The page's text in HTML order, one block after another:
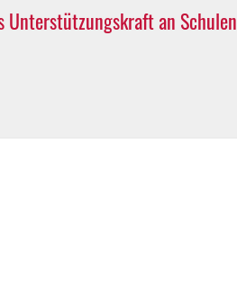
an Schulen